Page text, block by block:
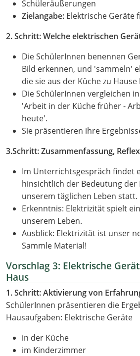
Schüleräußerungen
Zielangabe: Elektrische Geräte
2. Schritt: Welche elektrischen
Die SchülerInnen benennen
Bild erkennen, und 'sammeln'
die sie aus der Küche zu Hause
Die SchülerInnen vergleichen
'Arbeit in der Küche früher -
heute'.
Sie präsentieren ihre
3.Schritt: Zusammenfassung,
Im Unterrichtsgespräch findet
hinsichtlich der Bedeutung der
unserem täglichen Leben statt.
Erkenntnis: Elektrizität spielt
unserem Leben.
Ausblick: Elektrizität ist unser
Sammle Material!
Vorschlag 3: Elektrische
Haus
1. Schritt: Aktivierung von
SchülerInnen präsentieren die
Hausaufgaben: Elektrische Geräte
in der Küche
im Kinderzimmer